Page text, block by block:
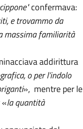
confermava:
e trovammo da
massima familiarità
addirittura
o per l’indolo
», mentre per le
la quantità